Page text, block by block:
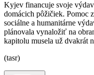
Kyjev financuje svoje
domácich pôžičiek. Pomoc
sociálne a humanitárne
plánovala vynaložiť na
kapitolu musela už dvakrát
(tasr)